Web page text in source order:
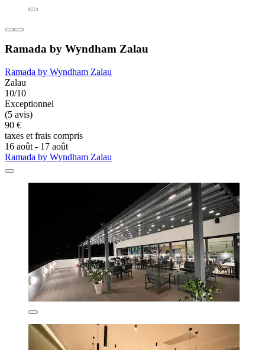
Ramada by Wyndham Zalau
Ramada by Wyndham Zalau
Zalau
10/10
Exceptionnel
(5 avis)
90 €
taxes et frais compris
16 août - 17 août
Ramada by Wyndham Zalau